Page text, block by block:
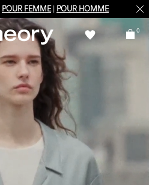
POUR FEMME POUR HOMME
0